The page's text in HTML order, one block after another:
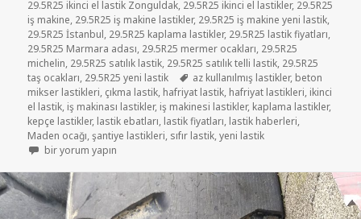
29.5R25 ikinci el lastik Zonguldak, 29.5R25 ikinci el lastikler, 29.5R25
iş makine, 29.5R25 iş makine lastikler, 29.5R25 iş makine yeni lastik,
29.5R25 İstanbul, 29.5R25 kaplama lastikler, 29.5R25 lastik fiyatları,
29.5R25 Marmara adası, 29.5R25 mermer ocakları, 29.5R25
michelin, 29.5R25 satılık lastik, 29.5R25 satılık telli lastik, 29.5R25
taş ocakları, 29.5R25 yeni lastik Etiketler
az kullanılmış lastikler, beton
mikser lastikleri, çıkma lastik, hafriyat lastik, hafriyat lastikleri, ikinci
el lastik, iş makinası lastikler, iş makinesi lastikler, kaplama lastikler,
kepçe lastikler, lastik ebatları, lastik fiyatları, lastik haberleri,
Maden ocağı,şantiye lastikleri, sıfır lastik,yeni lastik
29-5-25 İŞ MAKİNE LASTİKLER için
bir yorum yapın